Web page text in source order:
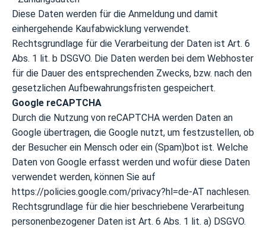
Diese Daten werden für die Anmeldung und damit
einhergehende Kaufabwicklung verwendet.
Rechtsgrundlage für die Verarbeitung der Daten ist Art. 6
Abs. 1 lit. b DSGVO. Die Daten werden bei dem Webhoster
für die Dauer des entsprechenden Zwecks, bzw. nach den
gesetzlichen Aufbewahrungsfristen gespeichert.
Google reCAPTCHA
Durch die Nutzung von reCAPTCHA werden Daten an
Google übertragen, die Google nutzt, um festzustellen, ob
der Besucher ein Mensch oder ein (Spam)bot ist. Welche
Daten von Google erfasst werden und wofür diese Daten
verwendet werden, können Sie auf
https://policies.google.com/privacy?hl=de-AT nachlesen.
Rechtsgrundlage für die hier beschriebene Verarbeitung
personenbezogener Daten ist Art. 6 Abs. 1 lit. a) DSGVO.